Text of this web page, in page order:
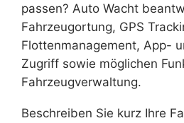
passen? Auto Wacht
Fahrzeugortung, GPS
Flottenmanagement, App-
Zugriff sowie möglichen
Fahrzeugverwaltung.
Beschreiben Sie kurz Ihre